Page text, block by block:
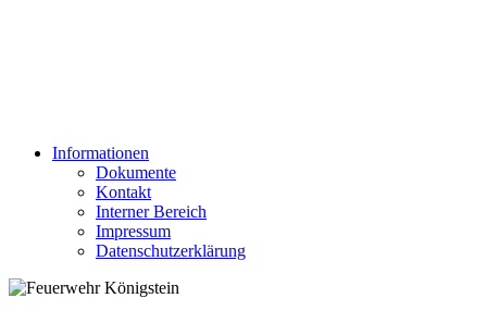
Informationen
Dokumente
Kontakt
Interner Bereich
Impressum
Datenschutzerklärung